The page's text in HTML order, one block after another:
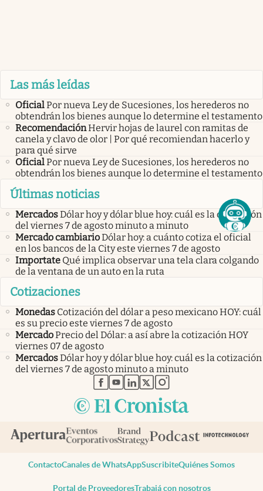
Las más leídas
OficialPor nueva Ley de Sucesiones, los herederos no
obtendrán los bienes aunque lo determine el testamento
RecomendaciónHervir hojas de laurel con ramitas de
canela y clavo de olor | Por qué recomiendan hacerlo y
para qué sirve
OficialPor nueva Ley de Sucesiones, los herederos no
obtendrán los bienes aunque lo determine el testamento
Últimas noticias
MercadosDólar hoy y dólar blue hoy: cuál es la cotización
del viernes 7 de agosto minuto a minuto
Mercado cambiarioDólar hoy: a cuánto cotiza el oficial
en los bancos de la City este viernes 7 de agosto
Importate Qué implica observar una tela clara colgando
de la ventana de un auto en la ruta
Cotizaciones
Monedas Cotización del dólar a peso mexicano HOY: cuál
es su precio este viernes 7 de agosto
MercadoPrecio del Dólar: a así abre la cotización HOY
viernes 07 de agosto
MercadosDólar hoy y dólar blue hoy: cuál es la cotización
del viernes 7 de agosto minuto a minuto
abre en nueva pestaña
abre en nueva pestaña
abre en nueva pestaña
abre en nueva pestaña
abre en nueva pestaña
ContactoCanales de WhatsAppSuscribiteQuiénes Somos
Portal de ProveedoresTrabajá con nosotros